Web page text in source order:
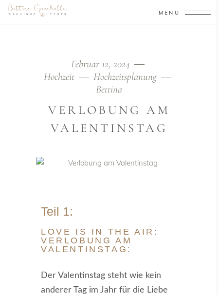
MENU
Februar 12, 2024
Hochzeit
Hochzeitsplanung
Bettina
VERLOBUNG AM
VALENTINSTAG
Teil 1:
LOVE IS IN THE AIR:
VERLOBUNG AM
VALENTINSTAG:
Der Valentinstag steht wie kein
anderer Tag im Jahr für die Liebe